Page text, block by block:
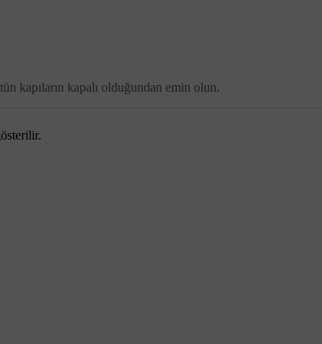
kapıların kapalı olduğundan emin olun.